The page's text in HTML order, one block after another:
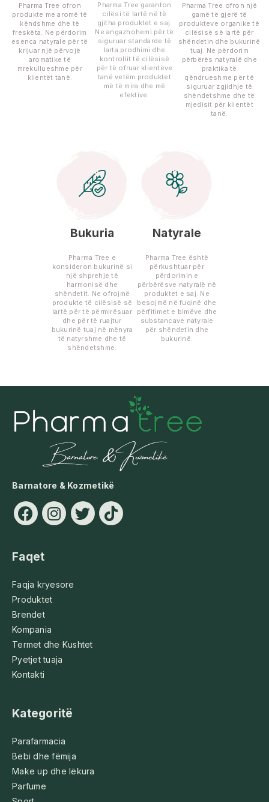
Pharma Tree ofron
produkte me aromë të
këndshme dhe të
freskëta. Ne përdorim
esenca natyrale për të
krijuar një përvojë
aromatike të
mrekullueshme për
klientët tanë.
Pharma Tree garanton
cilësi të lartë në të
gjitha produktet e saj.
Ne angazhohemi për të
siguruar standarde të
larta prodhimi dhe
kontrollit të cilësisë
për të ofruar klientëve
tanë vetëm produktet
më të mira dhe më
efektive.
Pharma Tree ofron një
gamë të gjerë të
produkteve organike të
cilësisë së lartë për
shëndetin dhe bukurinë
tuaj. Ne përdorim
përbërës natyralë dhe
praktika të
qëndrueshme për të
siguruar zgjidhje të
shëndetshme dhe të
mjedisit për klientët
tanë.
Bukuria
Pharma Tree e
konsideron bukurinë si
një shprehje të
harmonisë dhe
shëndetit. Ne ofrojmë
produkte të cilësisë së
lartë për të përmirësuar
dhe për të ruajtur
bukurinë tuaj në mënyra
të natyrshme dhe të
shëndetshme.
Natyrale
Pharma Tree është
përkushtuar për
përdorimin e
përbërësve natyralë në
produktet e saj. Ne
besojmë në fuqinë dhe
përfitimet e bimëve dhe
substancave natyrale
për shëndetin dhe
bukurinë.
Barnatore & Kozmetikë
Faqet
Faqja kryesore
Produktet
Brendet
Kompania
Termet dhe Kushtet
Pyetjet tuaja
Kontakti
Kategoritë
Parafarmacia
Bebi dhe fëmija
Make up dhe lëkura
Parfume